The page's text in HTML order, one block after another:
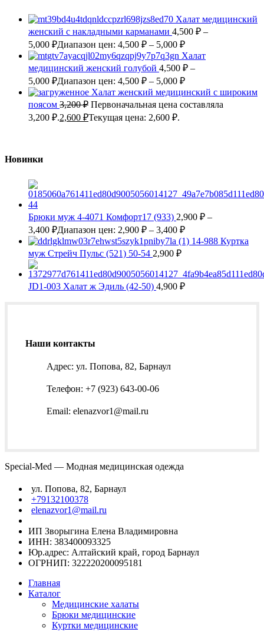
Халат медицинский
женский с накладными карманами 4,500 ₽ –
5,000 ₽Диапазон цен: 4,500 ₽ – 5,000 ₽
Халат
медицинский женский голубой 4,500 ₽ –
5,000 ₽Диапазон цен: 4,500 ₽ – 5,000 ₽
Халат женский медицинский с широким
поясом 3,200₽ Первоначальная цена составляла
3,200 ₽.2,600 ₽Текущая цена: 2,600 ₽.
Новинки
Брюки муж 4-4071 Комфорт17 (933) 2,900 ₽ –
3,400 ₽Диапазон цен: 2,900 ₽ – 3,400 ₽
14-988 Куртка
муж Стрейч Пульс (521) 50-54 2,900 ₽
JD1-003 Халат ж Эдиль (42-50) 4,900 ₽
Наши контакты
Адрес: ул. Попова, 82, Барнаул
Телефон: +7 (923) 643-00-06
Email: elenazvor1@mail.ru
Special-Med — Модная медицинская одежда
ул. Попова, 82, Барнаул
+79132100378
elenazvor1@mail.ru
ИП Зворыгина Елена Владимировна
ИНН: 383400093325
Юр.адрес: Алтайский край, город Барнаул
ОГРНИП: 322220200095181
Главная
Каталог
Медицинские халаты
Брюки медицинские
Куртки медицинские